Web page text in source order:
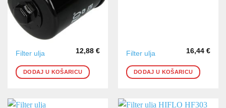
Filter ulja 12,88 €
DODAJ U KOŠARICU
Filter ulja 16,44 €
DODAJ U KOŠARICU